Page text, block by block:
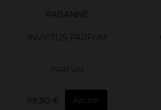
RABANNE
INVICTUS PARFUM
PARFUM
99,90 € Ajouter